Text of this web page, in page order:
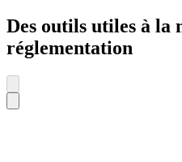
Des outils utiles à la
réglementation